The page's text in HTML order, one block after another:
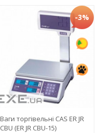
-3%
Ваги торгівельні CAS ER JR
CBU (ER JR CBU-15)